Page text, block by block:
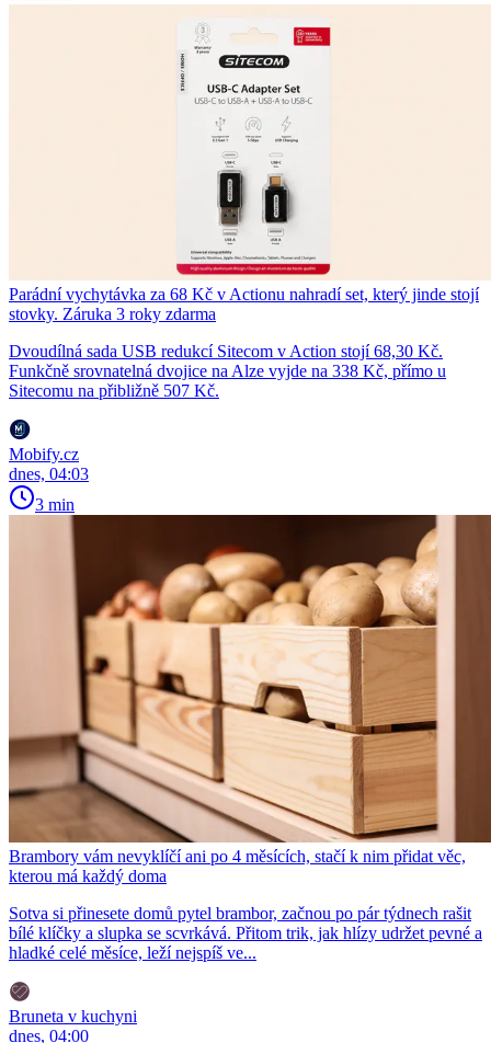
Parádní vychytávka za 68 Kč v Actionu nahradí set, který jinde stojí
stovky. Záruka 3 roky zdarma
Dvoudílná sada USB redukcí Sitecom v Action stojí 68,30 Kč.
Funkčně srovnatelná dvojice na Alze vyjde na 338 Kč, přímo u
Sitecomu na přibližně 507 Kč.
Mobify.cz
dnes, 04:03
3 min
Brambory vám nevyklíčí ani po 4 měsících, stačí k nim přidat věc,
kterou má každý doma
Sotva si přinesete domů pytel brambor, začnou po pár týdnech rašit
bílé klíčky a slupka se scvrkává. Přitom trik, jak hlízy udržet pevné a
hladké celé měsíce, leží nejspíš ve...
Bruneta v kuchyni
dnes, 04:00